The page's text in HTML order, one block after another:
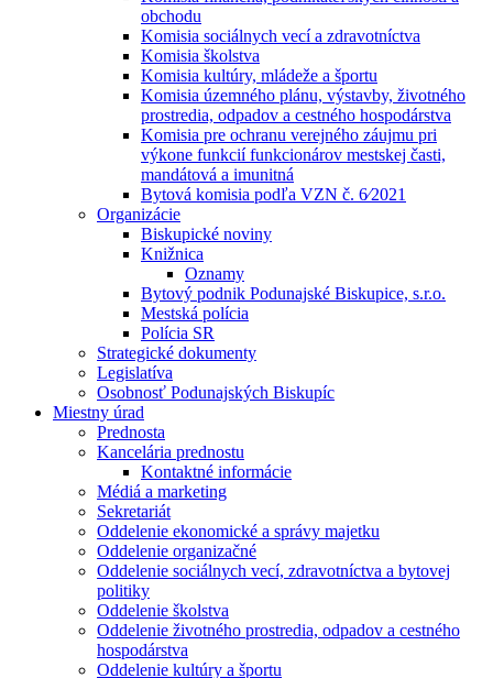
obchodu
Komisia sociálnych vecí a zdravotníctva
Komisia školstva
Komisia kultúry, mládeže a športu
Komisia územného plánu, výstavby, životného
prostredia, odpadov a cestného hospodárstva
Komisia pre ochranu verejného záujmu pri
výkone funkcií funkcionárov mestskej časti,
mandátová a imunitná
Bytová komisia podľa VZN č. 6⁄2021
Organizácie
Biskupické noviny
Knižnica
Oznamy
Bytový podnik Podunajské Biskupice, s.r.o.
Mestská polícia
Polícia SR
Strategické dokumenty
Legislatíva
Osobnosť Podunajských Biskupíc
Miestny úrad
Prednosta
Kancelária prednostu
Kontaktné informácie
Médiá a marketing
Sekretariát
Oddelenie ekonomické a správy majetku
Oddelenie organizačné
Oddelenie sociálnych vecí, zdravotníctva a bytovej
politiky
Oddelenie školstva
Oddelenie životného prostredia, odpadov a cestného
hospodárstva
Oddelenie kultúry a športu